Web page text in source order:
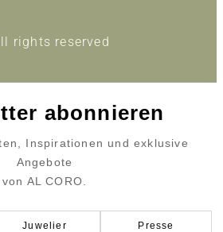
rights reserved
abonnieren
Inspirationen und exklusive
Angebote
von AL CORO.
Juwelier Presse